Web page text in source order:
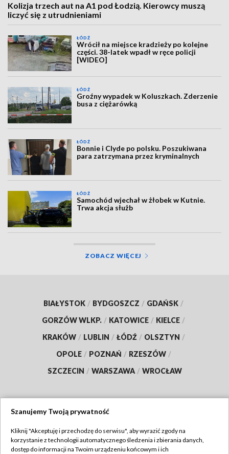
Kolizja trzech aut na A1 pod Łodzią. Kierowcy muszą
liczyć się z utrudnieniami
ŁÓDŹ
Wrócił na miejsce kradzieży po kolejne
części. 38-latek wpadł w ręce policji
[WIDEO]
ŁÓDŹ
Groźny wypadek w Koluszkach. Zderzenie
busa z ciężarówką
ŁÓDŹ
Bonnie i Clyde po polsku. Poszukiwana
para zatrzymana przez kryminalnych
ŁÓDŹ
Samochód wjechał w żłobek w Kutnie.
Trwa akcja służb
ZOBACZ WIĘCEJ
BIAŁYSTOK / BYDGOSZCZ / GDAŃSK /
GORZÓW WLKP. / KATOWICE / KIELCE /
KRAKÓW / LUBLIN / ŁÓDŹ / OLSZTYN /
OPOLE / POZNAŃ / RZESZÓW /
SZCZECIN / WARSZAWA / WROCŁAW
TVP
Szanujemy Twoją prywatność
Kliknij "Akceptuję i przechodzę do serwisu", aby wyrazić zgody na
korzystanie z technologii automatycznego śledzenia i zbierania danych,
dostęp do informacji na Twoim urządzeniu końcowym i ich